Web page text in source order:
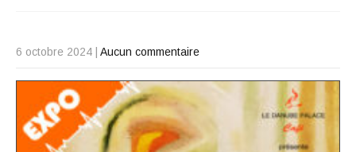
6 octobre 2024 Aucun commentaire